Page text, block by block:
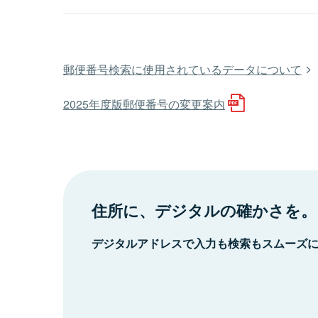
郵便番号検索に使用されているデータについて
2025年度版郵便番号の変更案内
住所に、デジタルの確かさを。
デジタルアドレスで入力も検索もスムーズ